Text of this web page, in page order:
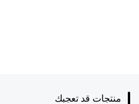
منتجات قد تعجبك